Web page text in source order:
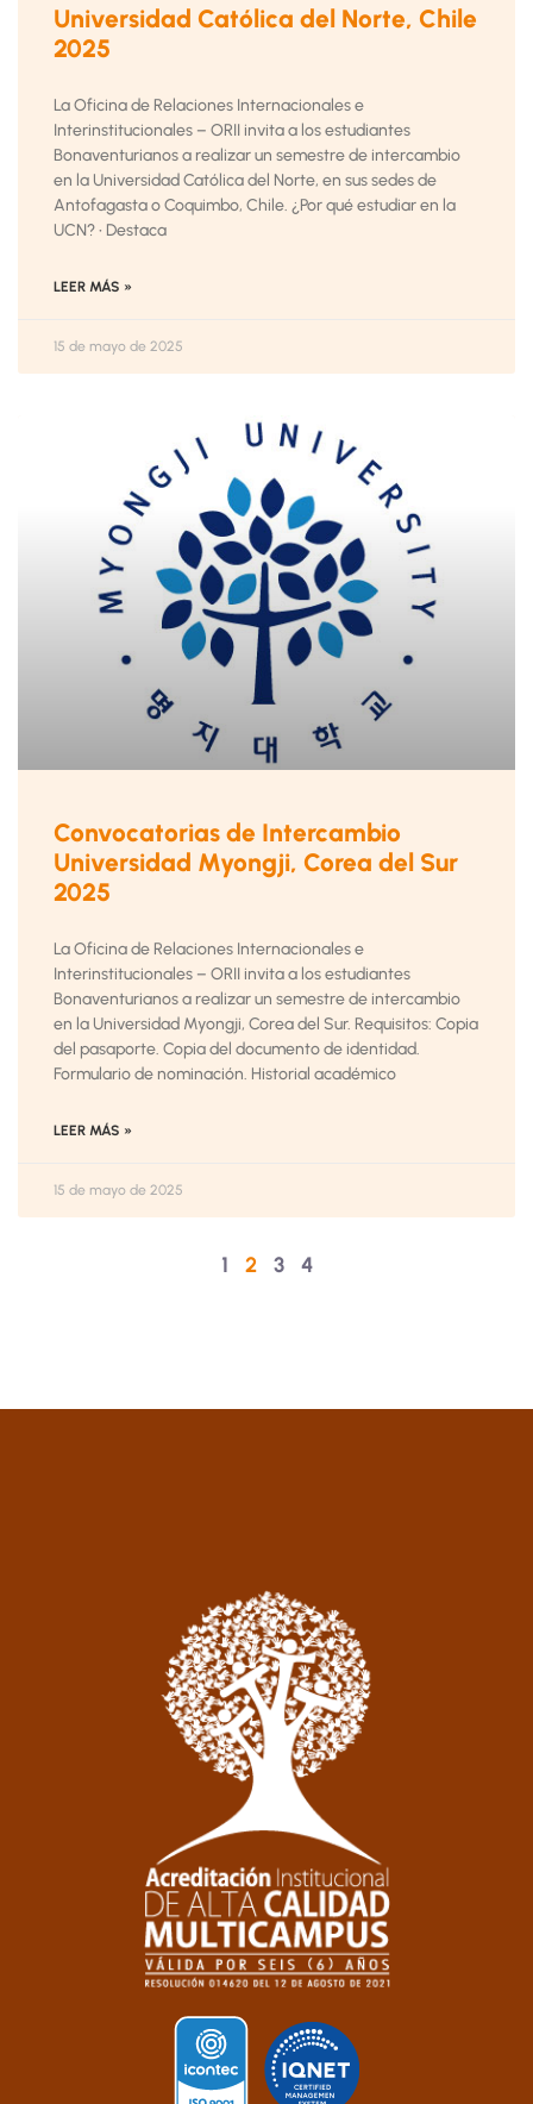
Universidad Católica del Norte, Chile
2025
La Oficina de Relaciones Internacionales e
Interinstitucionales – ORII invita a los estudiantes
Bonaventurianos a realizar un semestre de intercambio
en la Universidad Católica del Norte, en sus sedes de
Antofagasta o Coquimbo, Chile. ¿Por qué estudiar en la
UCN? • Destaca
LEER MÁS »
15 de mayo de 2025
Convocatorias de Intercambio
Universidad Myongji, Corea del Sur
2025
La Oficina de Relaciones Internacionales e
Interinstitucionales – ORII invita a los estudiantes
Bonaventurianos a realizar un semestre de intercambio
en la Universidad Myongji, Corea del Sur. Requisitos: Copia
del pasaporte. Copia del documento de identidad.
Formulario de nominación. Historial académico
LEER MÁS »
15 de mayo de 2025
1 2 3 4